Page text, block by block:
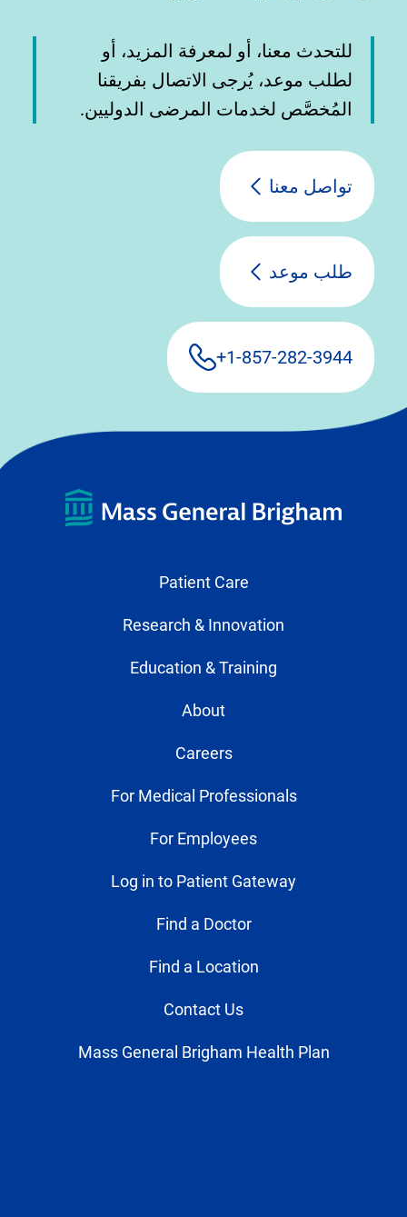
للتحدث معنا، أو لمعرفة المزيد، أو
لطلب موعد، يُرجى الاتصال بفريقنا
المُخصَّص لخدمات المرضى الدوليين.
تواصل معنا
طلب موعد
1-857-282-3944+
Patient Care
Research & Innovation
Education & Training
About
Careers
For Medical Professionals
For Employees
Log in to Patient Gateway
Find a Doctor
Find a Location
Contact Us
Mass General Brigham Health Plan